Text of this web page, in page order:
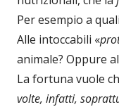
Per esempio a
Alle intoccabili «
animale? Oppure
La fortuna vuole
volte, infatti,